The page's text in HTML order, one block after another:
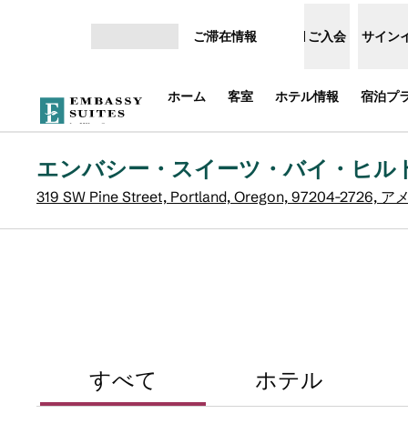
ご滞在情報 ご入会 サイン
ホーム 客室 ホテル情報 宿泊プ
エンバシー・スイーツ・バイ・ヒ
319 SW Pine Street, Portland, Oregon, 97204-2726, ア
すべて ホテル